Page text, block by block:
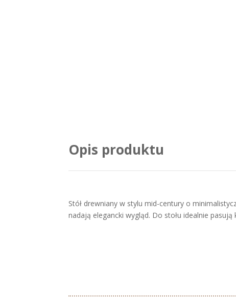
Opis produktu
Stół drewniany w stylu mid-century o
nadają elegancki wygląd. Do stołu idealnie pasują